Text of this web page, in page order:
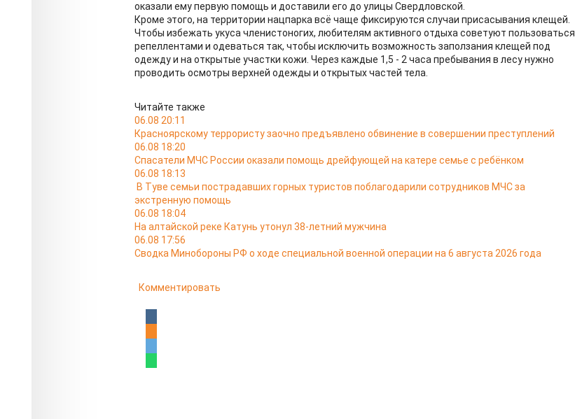
оказали ему первую помощь и доставили его до улицы Свердловской.
Кроме этого, на территории нацпарка всё чаще фиксируются случаи присасывания клещей.
Чтобы избежать укуса членистоногих, любителям активного отдыха советуют пользоваться
репеллентами и одеваться так, чтобы исключить возможность заползания клещей под
одежду и на открытые участки кожи. Через каждые 1,5 - 2 часа пребывания в лесу нужно
проводить осмотры верхней одежды и открытых частей тела.
Читайте также
06.08 20:11
Красноярскому террористу заочно предъявлено обвинение в совершении преступлений
06.08 18:20
Спасатели МЧС России оказали помощь дрейфующей на катере семье с ребёнком
06.08 18:13
В Туве семьи пострадавших горных туристов поблагодарили сотрудников МЧС за
экстренную помощь
06.08 18:04
На алтайской реке Катунь утонул 38-летний мужчина
06.08 17:56
Сводка Минобороны РФ о ходе специальной военной операции на 6 августа 2026 года
Комментировать